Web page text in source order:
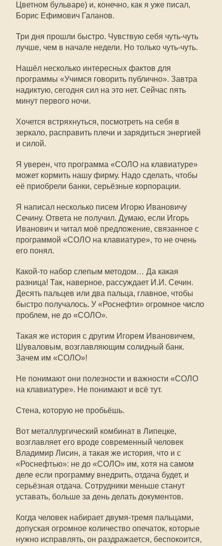
Цветном бульваре) и, конечно, как я уже писал,
Борис Ефимович Галанов.
Три дня прошли быстро. Чувствую себя чуть-чуть
лучше, чем в начале недели. Но только чуть-чуть.
Нашёл несколько интересных фактов для
программы «Учимся говорить публично». Завтра
надиктую, сегодня сил на это нет. Сейчас пять
минут первого ночи.
Хочется встряхнуться, посмотреть на себя в
зеркало, расправить плечи и зарядиться энергией
и силой.
Я уверен, что программа «СОЛО на клавиатуре»
может кормить нашу фирму. Надо сделать, чтобы
её приобрели банки, серьёзные корпорации.
Я написал несколько писем Игорю Ивановичу
Сечину. Ответа не получил. Думаю, если Игорь
Иванович и читал моё предложение, связанное с
программой «СОЛО на клавиатуре», то не очень
его понял.
Какой-то набор слепым методом… Да какая
разница! Так, наверное, рассуждает И.И. Сечин.
Десять пальцев или два пальца, главное, чтобы
быстро получалось. У «Роснефти» огромное число
проблем, не до «СОЛО».
Такая же история с другим Игорем Ивановичем,
Шуваловым, возглавляющим солидный банк.
Зачем им «СОЛО»!
Не понимают они полезности и важности «СОЛО
на клавиатуре». Не понимают и всё тут.
Стена, которую не пробьёшь.
Вот металлургический комбинат в Липецке,
возглавляет его вроде современный человек
Владимир Лисин, а такая же история, что и с
«Роснефтью»: не до «СОЛО» им, хотя на самом
деле если программу внедрить, отдача будет, и
серьёзная отдача. Сотрудники меньше станут
уставать, больше за день делать документов.
Когда человек набирает двумя-тремя пальцами,
допуская огромное количество опечаток, которые
нужно исправлять, он раздражается, беспокоится,